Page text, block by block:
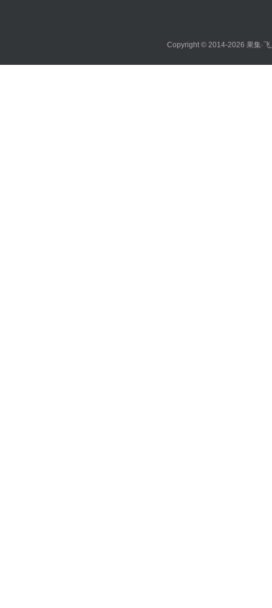
Copyright © 2014-2026 果集·